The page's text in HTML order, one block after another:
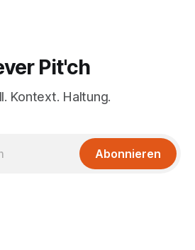
Pit'ch
Kontext. Haltung.
Abonnieren